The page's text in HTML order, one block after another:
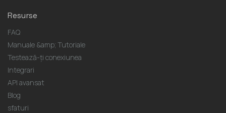
Resurse
FAQ
Manuale &amp; Tutoriale
Testează-ți conexiunea
Integrari
API avansat
Blog
sfaturi